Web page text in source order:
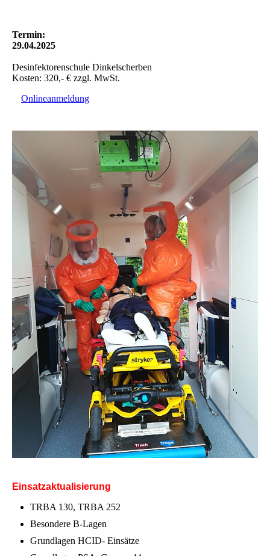
Termin:
29.04.2025
Desinfektorenschule Dinkelscherben
Kosten: 320,- € zzgl. MwSt.
Onlineanmeldung
Einsatzaktualisierung
TRBA 130, TRBA 252
Besondere B-Lagen
Grundlagen HCID- Einsätze